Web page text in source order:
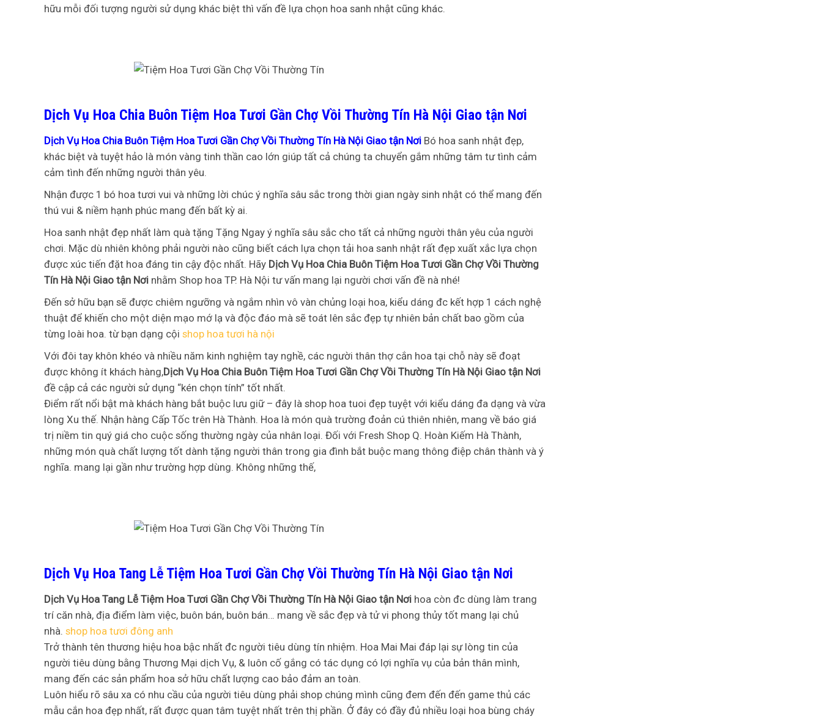
hữu mỗi đối tượng người sử dụng khác biệt thì vấn đề lựa chọn hoa sanh nhật cũng khác.
Dịch Vụ Hoa Chia Buôn Tiệm Hoa Tươi Gần Chợ Vồi Thường Tín Hà Nội Giao tận Nơi
Dịch Vụ Hoa Chia Buôn Tiệm Hoa Tươi Gần Chợ Vồi Thường Tín Hà Nội Giao tận Nơi Bó hoa sanh nhật đẹp,
khác biệt và tuyệt hảo là món vàng tinh thần cao lớn giúp tất cả chúng ta chuyển gắm những tâm tư tình cảm
cảm tình đến những người thân yêu.
Nhận được 1 bó hoa tươi vui và những lời chúc ý nghĩa sâu sắc trong thời gian ngày sinh nhật có thể mang đến
thú vui & niềm hạnh phúc mang đến bất kỳ ai.
Hoa sanh nhật đẹp nhất làm quà tặng Tặng Ngay ý nghĩa sâu sắc cho tất cả những người thân yêu của người
chơi. Mặc dù nhiên không phải người nào cũng biết cách lựa chọn tải hoa sanh nhật rất đẹp xuất xắc lựa chọn
được xúc tiến đặt hoa đáng tin cậy độc nhất. Hãy Dịch Vụ Hoa Chia Buôn Tiệm Hoa Tươi Gần Chợ Vồi Thường
Tín Hà Nội Giao tận Nơi nhằm Shop hoa TP. Hà Nội tư vấn mang lại người chơi vấn đề nà nhé!
Đến sở hữu bạn sẽ được chiêm ngưỡng và ngắm nhìn vô vàn chủng loại hoa, kiểu dáng đc kết hợp 1 cách nghệ
thuật để khiến cho một diện mạo mớ lạ và độc đáo mà sẽ toát lên sắc đẹp tự nhiên bản chất bao gồm của
từng loài hoa. từ bạn dạng cội shop hoa tươi hà nội
Với đôi tay khôn khéo và nhiều năm kinh nghiệm tay nghề, các người thân thợ cắn hoa tại chỗ này sẽ đoạt
được không ít khách hàng,Dịch Vụ Hoa Chia Buôn Tiệm Hoa Tươi Gần Chợ Vồi Thường Tín Hà Nội Giao tận Nơi
đề cập cả các người sử dụng “kén chọn tính” tốt nhất.
Điểm rất nổi bật mà khách hàng bắt buộc lưu giữ – đây là shop hoa tuoi đẹp tuyệt với kiểu dáng đa dạng và vừa
lòng Xu thế. Nhận hàng Cấp Tốc trên Hà Thành. Hoa là món quà trường đoản cú thiên nhiên, mang về báo giá
trị niềm tin quý giá cho cuộc sống thường ngày của nhân loại. Đối với Fresh Shop Q. Hoàn Kiếm Hà Thành,
những món quà chất lượng tốt dành tặng người thân trong gia đình bắt buộc mang thông điệp chân thành và ý
nghĩa. mang lại gần như trường hợp dùng. Không những thế,
Dịch Vụ Hoa Tang Lễ Tiệm Hoa Tươi Gần Chợ Vồi Thường Tín Hà Nội Giao tận Nơi
Dịch Vụ Hoa Tang Lễ Tiệm Hoa Tươi Gần Chợ Vồi Thường Tín Hà Nội Giao tận Nơi hoa còn đc dùng làm trang
trí căn nhà, địa điểm làm việc, buôn bán, buôn bán… mang về sắc đẹp và tử vi phong thủy tốt mang lại chủ
nhà. shop hoa tươi đông anh
Trở thành tên thương hiệu hoa bậc nhất đc người tiêu dùng tín nhiệm. Hoa Mai Mai đáp lại sự lòng tin của
người tiêu dùng bằng Thương Mại dịch Vụ, & luôn cố gắng có tác dụng có lợi nghĩa vụ của bản thân mình,
mang đến các sản phẩm hoa sở hữu chất lượng cao bảo đảm an toàn.
Luôn hiểu rõ sâu xa có nhu cầu của người tiêu dùng phải shop chúng mình cũng đem đến đến game thủ các
mẫu cắn hoa đẹp nhất, rất được quan tâm tuyệt nhất trên thị phần. Ở đây có đầy đủ nhiều loại hoa bùng cháy